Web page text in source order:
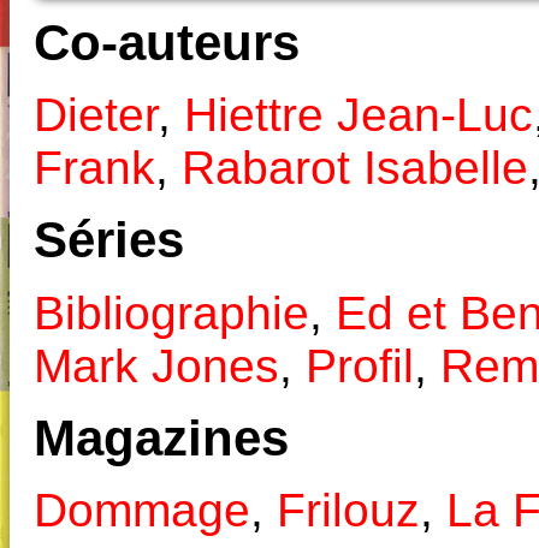
Co-auteurs
Dieter, Hiettre Jean-Luc
Frank, Rabarot Isabelle
Séries
Bibliographie, Ed et
Mark Jones, Profil,
Magazines
Dommage, Frilouz, La